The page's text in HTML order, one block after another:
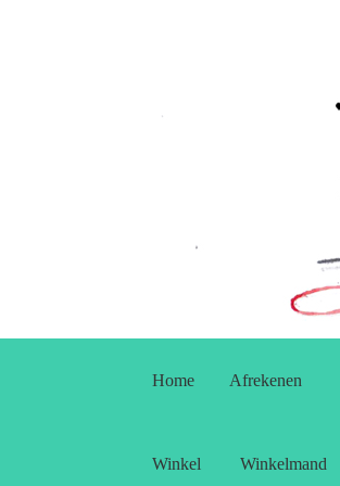
door
naar
Home Afrekenen
Winkel Winkelmand